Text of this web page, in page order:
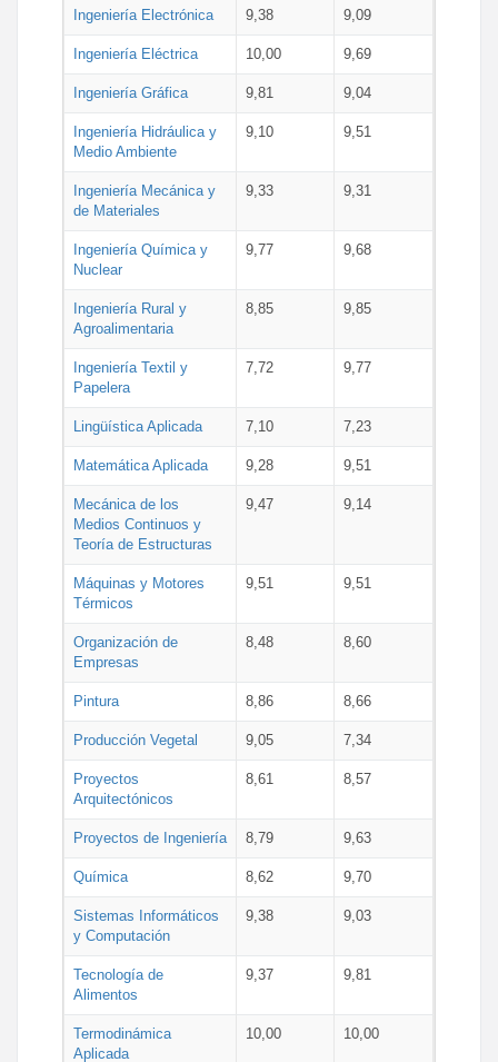
Ingeniería Electrónica 9,38 9,09
Ingeniería Eléctrica 10,00 9,69
Ingeniería Gráfica 9,81 9,04
Ingeniería Hidráulica y
Medio Ambiente
9,10 9,51
Ingeniería Mecánica y
de Materiales
9,33 9,31
Ingeniería Química y
Nuclear
9,77 9,68
Ingeniería Rural y
Agroalimentaria
8,85 9,85
Ingeniería Textil y
Papelera
7,72 9,77
Lingüística Aplicada 7,10 7,23
Matemática Aplicada 9,28 9,51
Mecánica de los
Medios Continuos y
Teoría de Estructuras
9,47 9,14
Máquinas y Motores
Térmicos
9,51 9,51
Organización de
Empresas
8,48 8,60
Pintura 8,86 8,66
Producción Vegetal 9,05 7,34
Proyectos
Arquitectónicos
8,61 8,57
Proyectos de Ingeniería 8,79 9,63
Química 8,62 9,70
Sistemas Informáticos
y Computación
9,38 9,03
Tecnología de
Alimentos
9,37 9,81
Termodinámica
Aplicada
10,00 10,00